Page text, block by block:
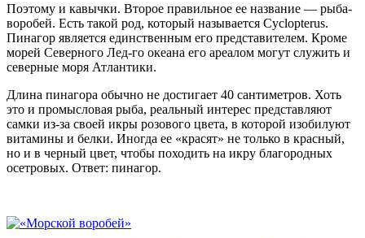
Поэтому и кавычки. Второе правильное ее название — рыба-
воробей. Есть такой род, который называется Cyclopterus.
Пинагор является единственным его представителем. Кроме
морей Северного Лед-го океана его ареалом могут служить и
северные моря Атлантики.
Длина пинагора обычно не достигает 40 сантиметров. Хоть
это и промысловая рыба, реальный интерес представляют
самки из-за своей икры розового цвета, в которой изобилуют
витамины и белки. Иногда ее «красят» не только в красный,
но и в черный цвет, чтобы походить на икру благородных
осетровых. Ответ: пинагор.